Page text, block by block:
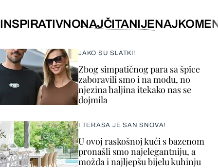
INSPIRATIVNONAJČITANIJE
JAKO SU SLATKI!
Zbog simpatičnog para sa špice
zaboravili smo i na modu, no
njezina haljina itekako nas se
dojmila
I TERASA JE SAN SNOVA!
U ovoj raskošnoj kući s bazenom
pronašli smo najelegantniju, a
možda i najljepšu bijelu kuhinju